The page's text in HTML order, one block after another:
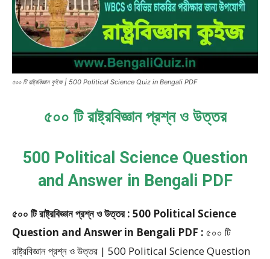
৫০০ টি রাষ্ট্রবিজ্ঞান কুইজ | 500 Political Science Quiz in Bengali PDF
৫০০ টি রাষ্ট্রবিজ্ঞান প্রশ্ন ও উত্তর
500 Political Science Question
and Answer in Bengali PDF
৫০০ টি রাষ্ট্রবিজ্ঞান প্রশ্ন ও উত্তর : 500 Political Science
Question and Answer in Bengali PDF : ৫০০ টি
রাষ্ট্রবিজ্ঞান প্রশ্ন ও উত্তর | 500 Political Science Question